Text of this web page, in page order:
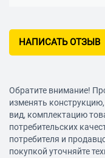
НАПИСАТЬ ОТЗЫВ
Обратите внимание!
изменять
вид, комплектацию
потребительских
потребителя и
покупкой уточняйте